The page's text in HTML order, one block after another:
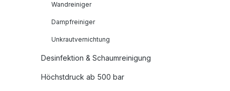
Wandreiniger
Dampfreiniger
Unkrautvernichtung
Desinfektion & Schaumreinigung
Höchstdruck ab 500 bar